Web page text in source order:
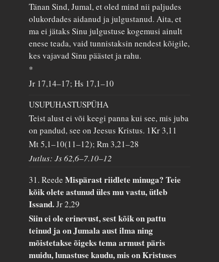
Tänan Sind, Jumal, et oled mind nii paljudes
olukordades aidanud ja julgustanud. Aita, et
ma ei jätaks Sinu julgustuse kogemusi ainult
enese teada, vaid tunnistaksin nendest kõigile,
kes vajavad Sinu päästet ja rahu.
*
Jr 17,14–17; Hs 17,1–10
USUPUHASTUSPÜHA
Teist alust ei või keegi panna kui see, mis juba
on pandud, see on Jeesus Kristus. 1Kr 3,11
Mt 5,1–10(11–12); Rm 3,21–28
Jutlus: Js 62,6–7.10–12
31. ReedeMispärast riidlete minuga? Teie
kõik olete astunud üles mu vastu, ütleb
Issand.Jr 2,29
Siin ei ole erinevust, sest kõik on pattu
teinud ja on Jumala aust ilma ning
mõistetakse õigeks tema armust päris
muidu, lunastuse kaudu, mis on Kristuses